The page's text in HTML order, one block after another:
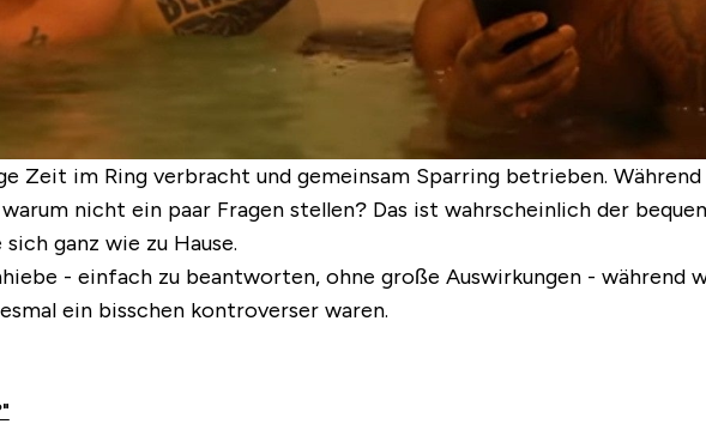
Zeit im Ring verbracht und gemeinsam Sparring betrieben.
nicht ein paar Fragen stellen? Das ist wahrscheinlich der
ganz wie zu Hause.
- einfach zu beantworten, ohne große Auswirkungen - während
ein bisschen kontroverser waren.